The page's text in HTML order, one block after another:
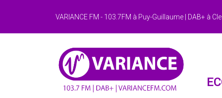
VARIANCE FM - 103.7FM à Puy-Guillaume | DAB+ à